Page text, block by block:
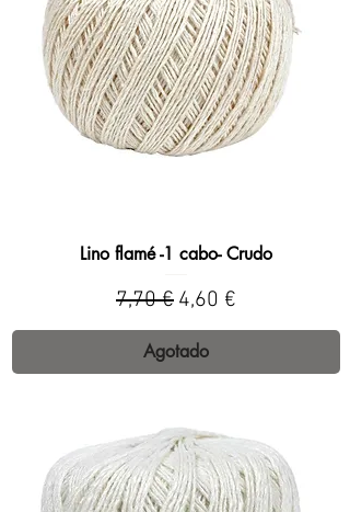
Lino flamé -1 cabo- Crudo
Precio
7,70 € Precio de oferta
4,60 €
Agotado